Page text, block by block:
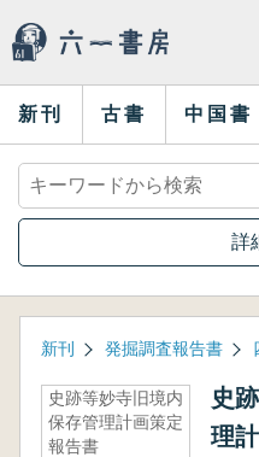
新刊 古書 中国書
詳
新刊 発掘調査報告書
史跡等妙寺旧境内
保存管理計画策定
報告書
史
理